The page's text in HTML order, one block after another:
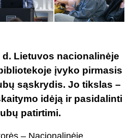
d. Lietuvos nacionalinėje
įvyko pirmasis
sąskrydis. Jo tikslas –
idėją ir pasidalinti
patirtimi.